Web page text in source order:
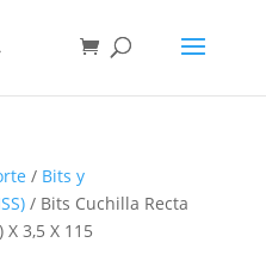
/ Bits y
/ Bits Cuchilla Recta
3,5 X 115